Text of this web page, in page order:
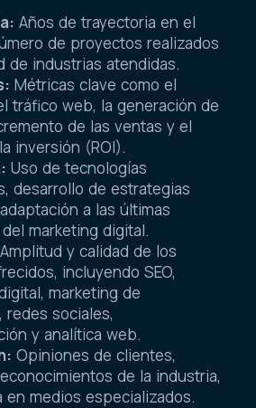
Años de trayectoria en el
de proyectos realizados
de industrias atendidas.
Métricas clave como el
tráfico web, la generación de
de las ventas y el
inversión (ROI).
Uso de tecnologías
desarrollo de estrategias
a las últimas
marketing digital.
Amplitud y calidad de los
incluyendo SEO,
marketing de
redes sociales,
y analítica web.
Opiniones de clientes,
de la industria,
en medios especializados.